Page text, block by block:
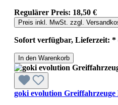
Regulärer Preis: 18,50 €
Preis inkl. MwSt. zzgl.
Sofort verfügbar, Lieferzeit: *
In den Warenkorb
goki evolution Greiffahrzeuge